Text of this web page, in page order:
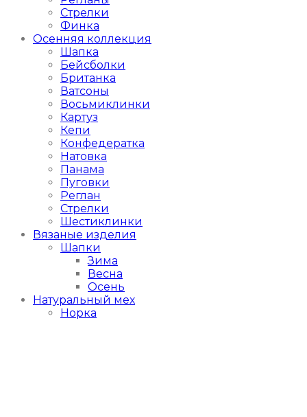
Стрелки
Финка
Осенняя коллекция
Шапка
Бейсболки
Британка
Ватсоны
Восьмиклинки
Картуз
Кепи
Конфедератка
Натовка
Панама
Пуговки
Реглан
Стрелки
Шестиклинки
Вязаные изделия
Шапки
Зима
Весна
Осень
Натуральный мех
Норка